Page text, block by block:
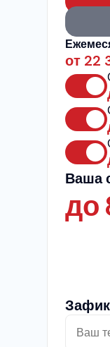
от 22
Ваша
до